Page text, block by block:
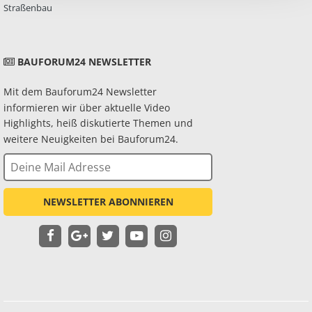
Straßenbau
BAUFORUM24 NEWSLETTER
Mit dem Bauforum24 Newsletter
informieren wir über aktuelle Video
Highlights, heiß diskutierte Themen und
weitere Neuigkeiten bei Bauforum24.
NEWSLETTER ABONNIEREN